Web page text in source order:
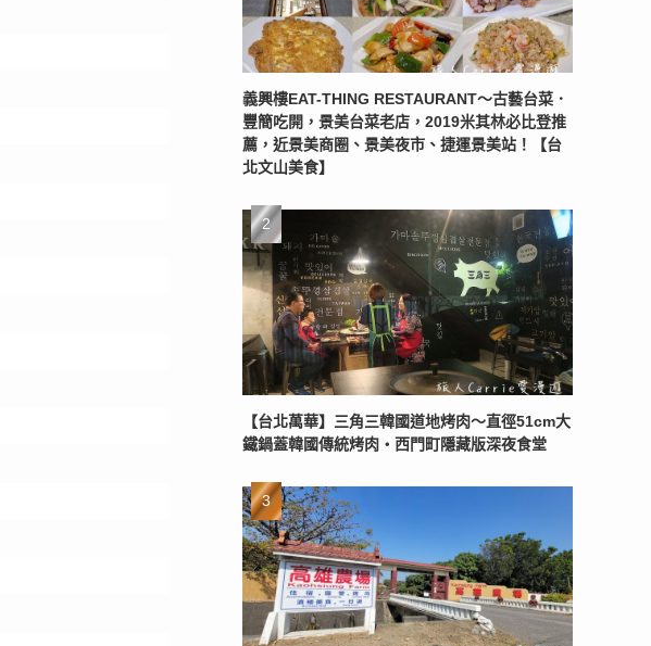
義興樓EAT-THING RESTAURANT〜古藝台菜．
豐簡吃開，景美台菜老店，2019米其林必比登推
薦，近景美商圈、景美夜市、捷運景美站！【台
北文山美食】
【台北萬華】三角三韓國道地烤肉～直徑51cm大
鐵鍋蓋韓國傳統烤肉‧西門町隱藏版深夜食堂